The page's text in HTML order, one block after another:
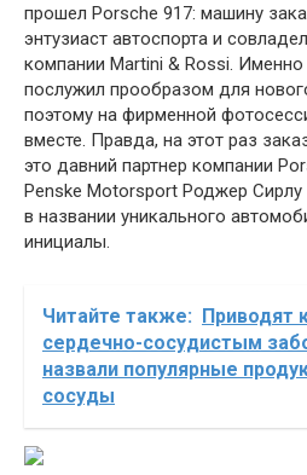
прошел Porsche 917: машину
энтузиаст автоспорта и
компании Martini & Rossi.
послужил прообразом для
поэтому на фирменной
вместе. Правда, на этот раз
это давний партнер компании
Penske Motorsport Роджер Сирлу
в названии уникального
инициалы.
Читайте также: Приводят
сердечно-сосудистым
назвали популярные
сосуды